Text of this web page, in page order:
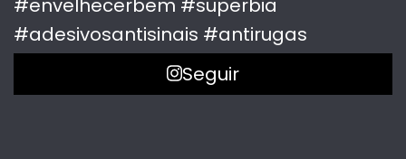
Seguir